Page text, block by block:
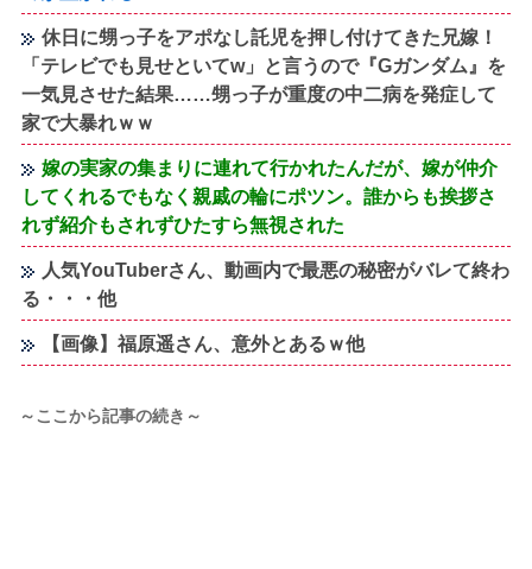
休日に甥っ子をアポなし託児を押し付けてきた兄嫁！
「テレビでも見せといてw」と言うので『Gガンダム』を
一気見させた結果……甥っ子が重度の中二病を発症して
家で大暴れｗｗ
嫁の実家の集まりに連れて行かれたんだが、嫁が仲介
してくれるでもなく親戚の輪にポツン。誰からも挨拶さ
れず紹介もされずひたすら無視された
人気YouTuberさん、動画内で最悪の秘密がバレて終わ
る・・・他
【画像】福原遥さん、意外とあるｗ他
～ここから記事の続き～